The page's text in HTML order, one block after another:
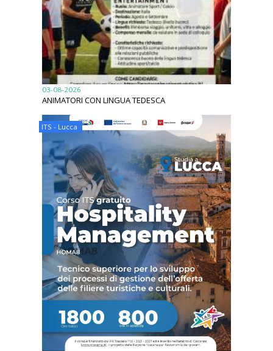
03-08-2026
ANIMATORI CON LINGUA TEDESCA
ITS - Lucca